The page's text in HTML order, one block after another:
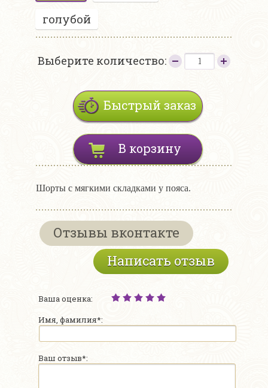
голубой
Выберите количество:
Быстрый заказ
В корзину
Шорты с мягкими складками у пояса.
Отзывы вконтакте
Написать отзыв
Ваша оценка:
Имя, фамилия*:
Ваш отзыв*: